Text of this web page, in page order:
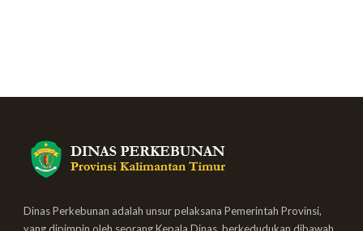
Dinas Perkebunan adalah unsur pelaksana Pemerintah Provinsi,